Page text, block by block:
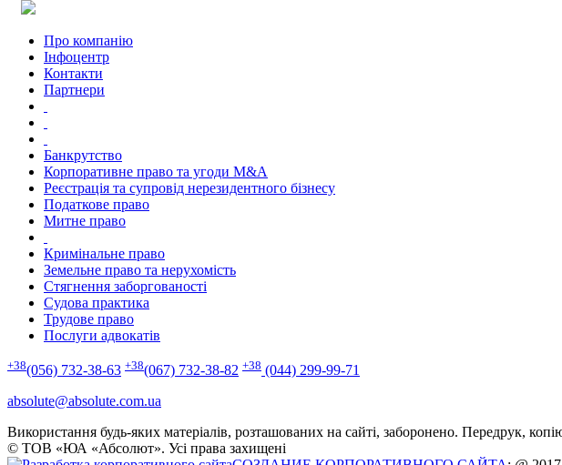
Про компанію
Інфоцентр
Контакти
Партнери
Банкрутство
Корпоративне право та угоди M&A
Реєстрація та супровід нерезидентного бізнесу
Податкове право
Митне право
Кримінальне право
Земельне право та нерухомість
Стягнення заборгованості
Судова практика
Трудове право
Послуги адвокатів
+38(056) 732-38-63 +38(067) 732-38-82 +38 (044) 299-99-71
absolute@absolute.com.ua
Використання будь-яких матеріалів, розташованих на сайті, заборонено. Передрук,
© ТОВ «ЮА «Абсолют». Усі права захищені